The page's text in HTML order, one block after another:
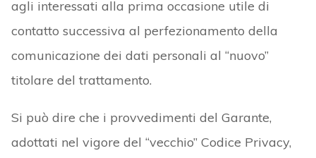
agli interessati alla prima occasione utile di
contatto successiva al perfezionamento della
comunicazione dei dati personali al “nuovo”
titolare del trattamento.
Si può dire che i provvedimenti del Garante,
adottati nel vigore del “vecchio” Codice Privacy,